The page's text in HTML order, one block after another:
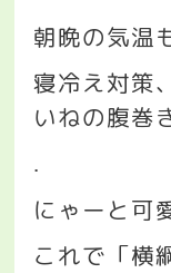
朝晩の気温
寝冷え対策
いねの腹巻
.
にゃーと可
これで「横